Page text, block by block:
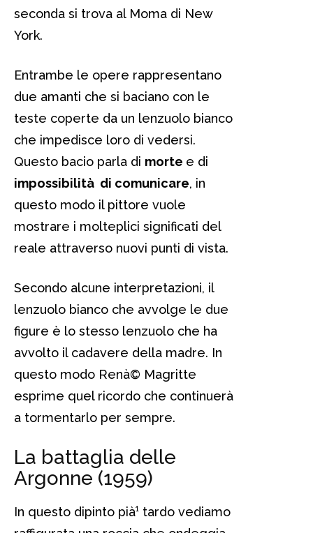
seconda si trova al Moma di New
York.
Entrambe le opere rappresentano
due amanti che si baciano con le
teste coperte da un lenzuolo bianco
che impedisce loro di vedersi.
Questo bacio parla di morte e di
impossibilità di comunicare, in
questo modo il pittore vuole
mostrare i molteplici significati del
reale attraverso nuovi punti di vista.
Secondo alcune interpretazioni, il
lenzuolo bianco che avvolge le due
figure è lo stesso lenzuolo che ha
avvolto il cadavere della madre. In
questo modo Renà© Magritte
esprime quel ricordo che continuerà
a tormentarlo per sempre.
La battaglia delle
Argonne (1959)
In questo dipinto pià¹ tardo vediamo